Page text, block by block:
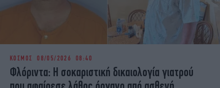
ΚΟΣΜΟΣ 08/05/2026 08:40
Φλόριντα: Η σοκαριστική δικαιολογία γιατρού